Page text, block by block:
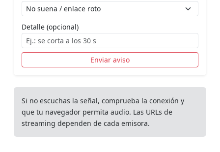
Detalle (opcional)
Enviar aviso
Si no escuchas la señal, comprueba la conexión y
que tu navegador permita audio. Las URLs de
streaming dependen de cada emisora.